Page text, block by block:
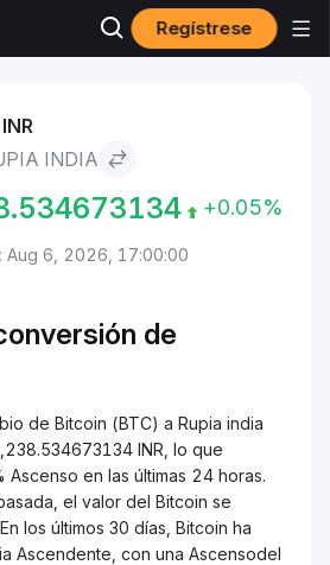
Regístrese
Bitcoin to Rupia india
INDIA
+0.05%
Aug 6, 2026, 17:00:00
de
de Bitcoin (BTC) a Rupia india
INR, lo que
Ascenso en las últimas 24 horas.
el valor del Bitcoin se
los últimos 30 días, Bitcoin ha
Ascendente, con una Ascensodel